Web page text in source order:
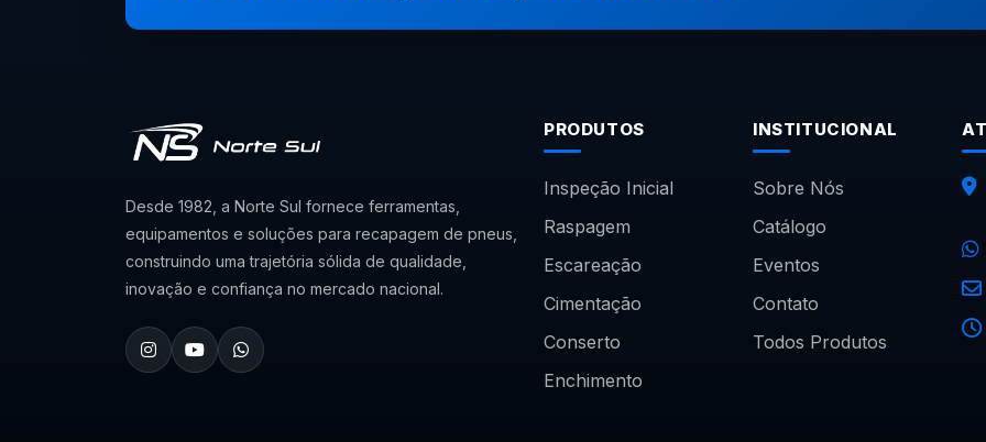
Desde 1982, a Norte Sul fornece ferramentas,
equipamentos e soluções para recapagem de pneus,
construindo uma trajetória sólida de qualidade,
inovação e confiança no mercado nacional.
PRODUTOS
Inspeção Inicial
Raspagem
Escareação
Cimentação
Conserto
Enchimento
INSTITUCIONAL
Sobre Nós
Catálogo
Eventos
Contato
Todos Produtos